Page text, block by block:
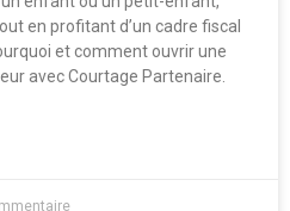
en profitant d’un cadre fiscal
et comment ouvrir une
avec Courtage Partenaire.